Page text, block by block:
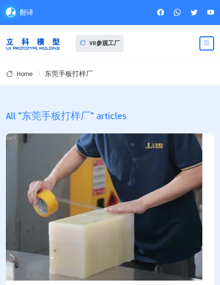
翻译
VR参观工厂
Home 东莞手板打样厂
All "东莞手板打样厂" articles